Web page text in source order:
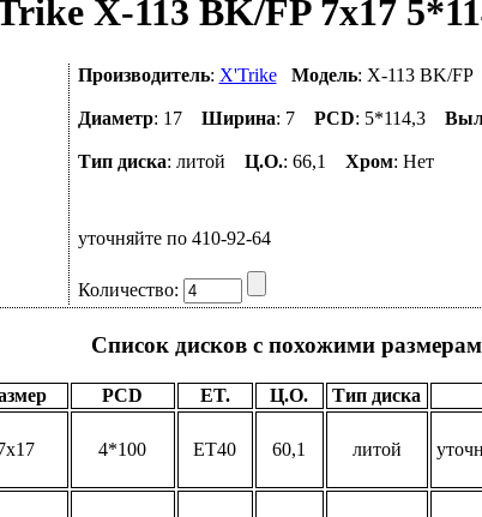
X-113 BK/FP 7x17
Производитель: X'Trike Модель: X-113 BK/FP
Диаметр: 17 Ширина: 7 PCD: 5*114,3
Тип диска: литой Ц.О.: 66,1 Хром: Нет
уточняйте по 410-92-64
Количество:
Список дисков с похожими
PCD ET. Ц.О. Тип диска
4*100 ET40 60,1 литой